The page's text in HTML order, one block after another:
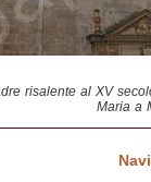
risalente al XV
Maria a